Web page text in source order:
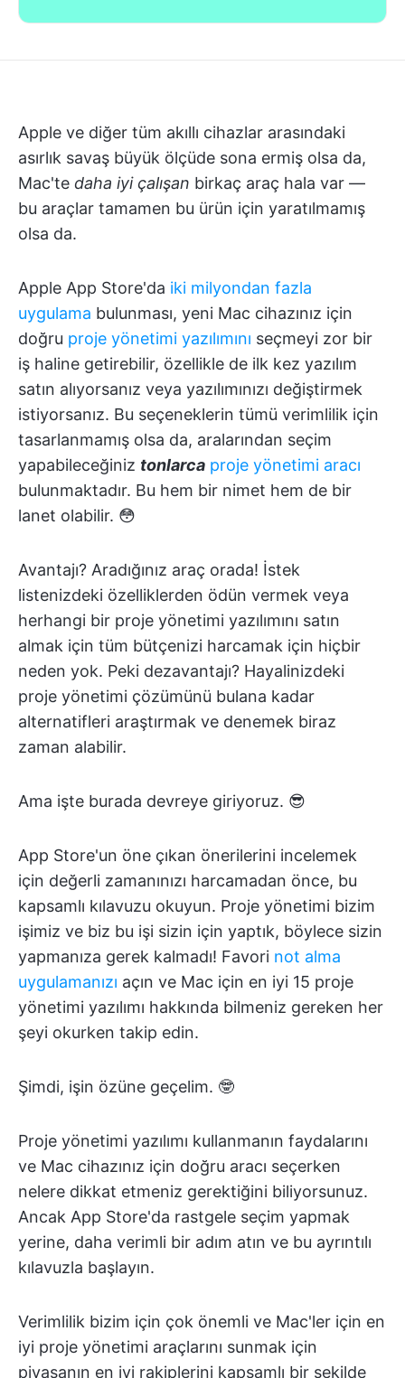
Apple ve diğer tüm akıllı cihazlar arasındaki
asırlık savaş büyük ölçüde sona ermiş olsa da,
Mac'te daha iyi çalışan birkaç araç hala var —
bu araçlar tamamen bu ürün için yaratılmamış
olsa da.
Apple App Store'da iki milyondan fazla
uygulama bulunması, yeni Mac cihazınız için
doğru proje yönetimi yazılımını seçmeyi zor bir
iş haline getirebilir, özellikle de ilk kez yazılım
satın alıyorsanız veya yazılımınızı değiştirmek
istiyorsanız. Bu seçeneklerin tümü verimlilik için
tasarlanmamış olsa da, aralarından seçim
yapabileceğiniz tonlarca proje yönetimi aracı
bulunmaktadır. Bu hem bir nimet hem de bir
lanet olabilir. 😳
Avantajı? Aradığınız araç orada! İstek
listenizdeki özelliklerden ödün vermek veya
herhangi bir proje yönetimi yazılımını satın
almak için tüm bütçenizi harcamak için hiçbir
neden yok. Peki dezavantajı? Hayalinizdeki
proje yönetimi çözümünü bulana kadar
alternatifleri araştırmak ve denemek biraz
zaman alabilir.
Ama işte burada devreye giriyoruz. 😎
App Store'un öne çıkan önerilerini incelemek
için değerli zamanınızı harcamadan önce, bu
kapsamlı kılavuzu okuyun. Proje yönetimi bizim
işimiz ve biz bu işi sizin için yaptık, böylece sizin
yapmanıza gerek kalmadı! Favori not alma
uygulamanızı açın ve Mac için en iyi 15 proje
yönetimi yazılımı hakkında bilmeniz gereken her
şeyi okurken takip edin.
Şimdi, işin özüne geçelim. 🤓
Proje yönetimi yazılımı kullanmanın faydalarını
ve Mac cihazınız için doğru aracı seçerken
nelere dikkat etmeniz gerektiğini biliyorsunuz.
Ancak App Store'da rastgele seçim yapmak
yerine, daha verimli bir adım atın ve bu ayrıntılı
kılavuzla başlayın.
Verimlilik bizim için çok önemli ve Mac'ler için en
iyi proje yönetimi araçlarını sunmak için
piyasanın en iyi rakiplerini kapsamlı bir şekilde